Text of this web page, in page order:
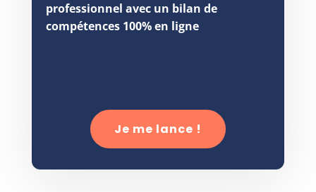
professionnel avec un bilan de
compétences 100% en ligne
Je me lance !